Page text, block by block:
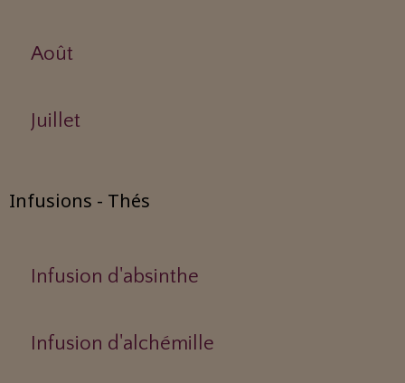
Août
Juillet
Infusions - Thés
Infusion d'absinthe
Infusion d'alchémille